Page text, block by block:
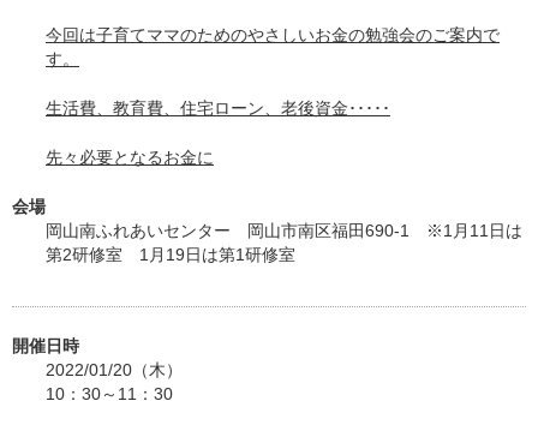
今回は子育てママのためのやさしいお金の勉強会のご案内で
す。
生活費、教育費、住宅ローン、老後資金･････
先々必要となるお金に
会場
岡山南ふれあいセンター 岡山市南区福田690-1 ※1月11日は
第2研修室 1月19日は第1研修室
開催日時
2022/01/20（木）
10：30～11：30